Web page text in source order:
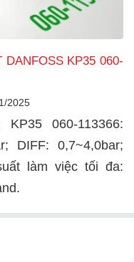
DANFOSS KP35 060-
2025
060-113366:
DIFF: 0,7~4,0bar;
làm việc tối đa: